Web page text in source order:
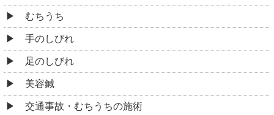
むちうち
手のしびれ
足のしびれ
美容鍼
交通事故・むちうちの施術